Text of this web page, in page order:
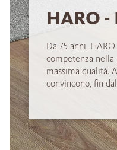
HARO
Da 75 anni,
competenza
massima qualità.
convincono, fin